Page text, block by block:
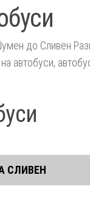
до Сливен
автобуси,
СЛИВЕН